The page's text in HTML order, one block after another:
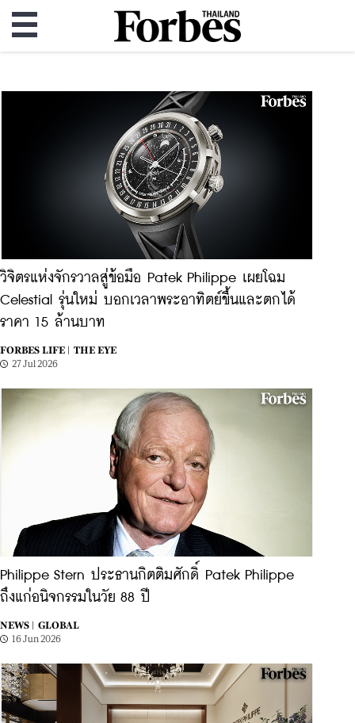
วิจิตรแห่งจักรวาลสู่ข้อมือ Patek Philippe เผยโฉม
Celestial รุ่นใหม่ บอกเวลาพระอาทิตย์ขึ้นและตกได้
ราคา 15 ล้านบาท
FORBES LIFE |
THE EYE
27 Jul 2026
Philippe Stern ประธานกิตติมศักดิ์ Patek Philippe
ถึงแก่อนิจกรรมในวัย 88 ปี
NEWS |
GLOBAL
16 Jun 2026